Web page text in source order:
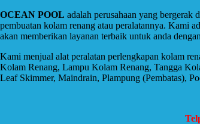
OCEAN POOL adalah perusahaan yang
pembuatan kolam renang atau peralatannya. Kami
akan memberikan layanan terbaik untuk anda
Kami menjual alat peralatan perlengkapan kolam
Kolam Renang, Lampu Kolam Renang, Tangga
Leaf Skimmer, Maindrain, Plampung (Pembatas),